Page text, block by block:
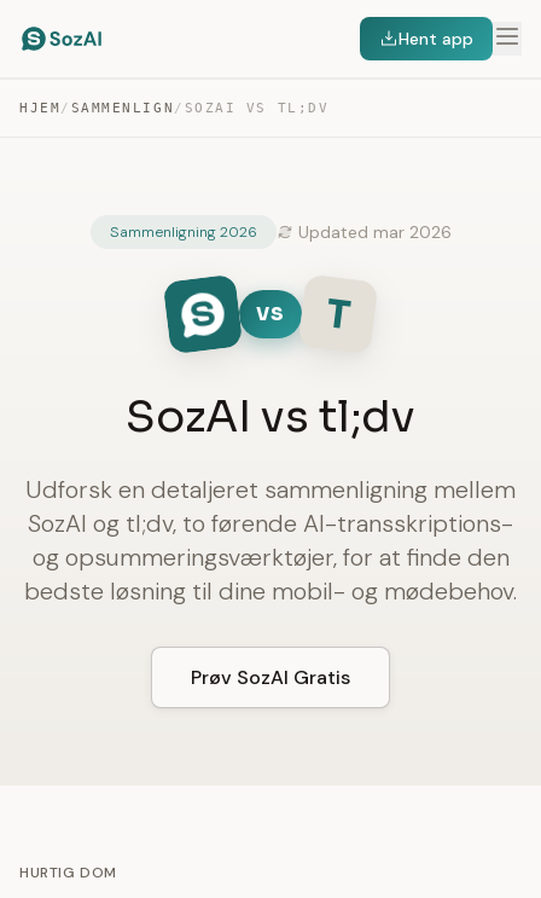
Hent app
HJEM / SAMMENLIGN / SOZAI VS TL;DV
Sammenligning 2026 Updated mar 2026
VS T
SozAI vs tl;dv
Udforsk en detaljeret sammenligning mellem
SozAI og tl;dv, to førende AI-transskriptions-
og opsummeringsværktøjer, for at finde den
bedste løsning til dine mobil- og mødebehov.
Prøv SozAI Gratis
HURTIG DOM